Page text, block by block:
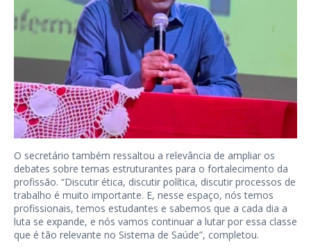
O secretário também ressaltou a relevância de ampliar os
debates sobre temas estruturantes para o fortalecimento da
profissão. “Discutir ética, discutir política, discutir processos de
trabalho é muito importante. E, nesse espaço, nós temos
profissionais, temos estudantes e sabemos que a cada dia a
luta se expande, e nós vamos continuar a lutar por essa classe
que é tão relevante no Sistema de Saúde”, completou.